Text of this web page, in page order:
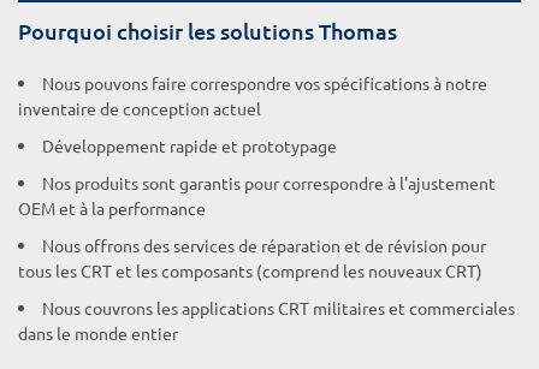
Pourquoi choisir les solutions Thomas
Nous pouvons faire correspondre vos spécifications à notre
inventaire de conception actuel
Développement rapide et prototypage
Nos produits sont garantis pour correspondre à l'ajustement
OEM et à la performance
Nous offrons des services de réparation et de révision pour
tous les CRT et les composants (comprend les nouveaux CRT)
Nous couvrons les applications CRT militaires et commerciales
dans le monde entier